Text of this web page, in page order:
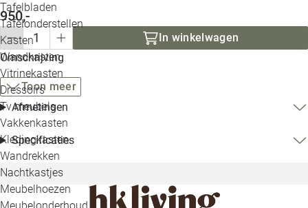
Tafelbladen
Tafelonderstellen
Kasten
Wandkasten
Vitrinekasten
Dressoirs
Tv meubels
Vakkenkasten
Kledingkasten
Wandrekken
Nachtkastjes
Meubelhoezen
950,-
In winkelwagen
Omschrijving
Toon meer
Afmetingen
Specificaties